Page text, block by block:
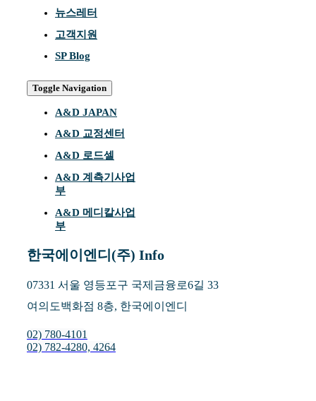
뉴스레터
고객지원
SP Blog
Toggle Navigation
A&D JAPAN
A&D 교정센터
A&D 로드셀
A&D 계측기사업
부
A&D 메디칼사업
부
한국에이엔디(주) Info
07331 서울 영등포구 국제금융로6길 33
여의도백화점 8층, 한국에이엔디
02) 780-4101
02) 782-4280, 4264